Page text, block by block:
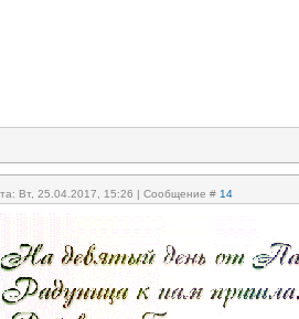
Вт, 25.04.2017, 15:26 | Сообщение # 14